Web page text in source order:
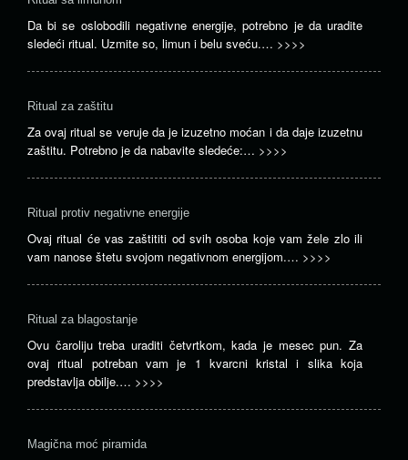
Da bi se oslobodili negativne energije, potrebno je da uradite
sledeći ritual. Uzmite so, limun i belu sveću.… >>>>
Ritual za zaštitu
Za ovaj ritual se veruje da je izuzetno moćan i da daje izuzetnu
zaštitu. Potrebno je da nabavite sledeće:… >>>>
Ritual protiv negativne energije
Ovaj ritual će vas zaštititi od svih osoba koje vam žele zlo ili
vam nanose štetu svojom negativnom energijom.… >>>>
Ritual za blagostanje
Ovu čaroliju treba uraditi četvrtkom, kada je mesec pun. Za
ovaj ritual potreban vam je 1 kvarcni kristal i slika koja
predstavlja obilje.… >>>>
Magična moć piramida